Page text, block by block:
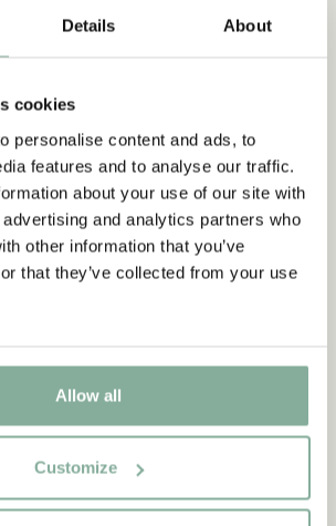
Details About
cookies
personalise content and ads, to
features and to analyse our traffic.
about your use of our site with
and analytics partners who
other information that you’ve
that they’ve collected from your use
Allow all
Customize
ist, muss auch gut
sein.“
du Pippi Langstrumpf?
LANGSTRUMPF-SAMMLUNG